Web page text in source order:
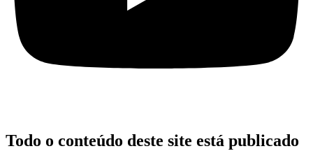
Todo o conteúdo deste site está publicado